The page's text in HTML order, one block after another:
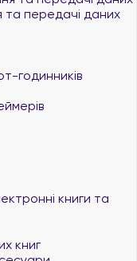
та передачі даних
годинників
книги та
книг